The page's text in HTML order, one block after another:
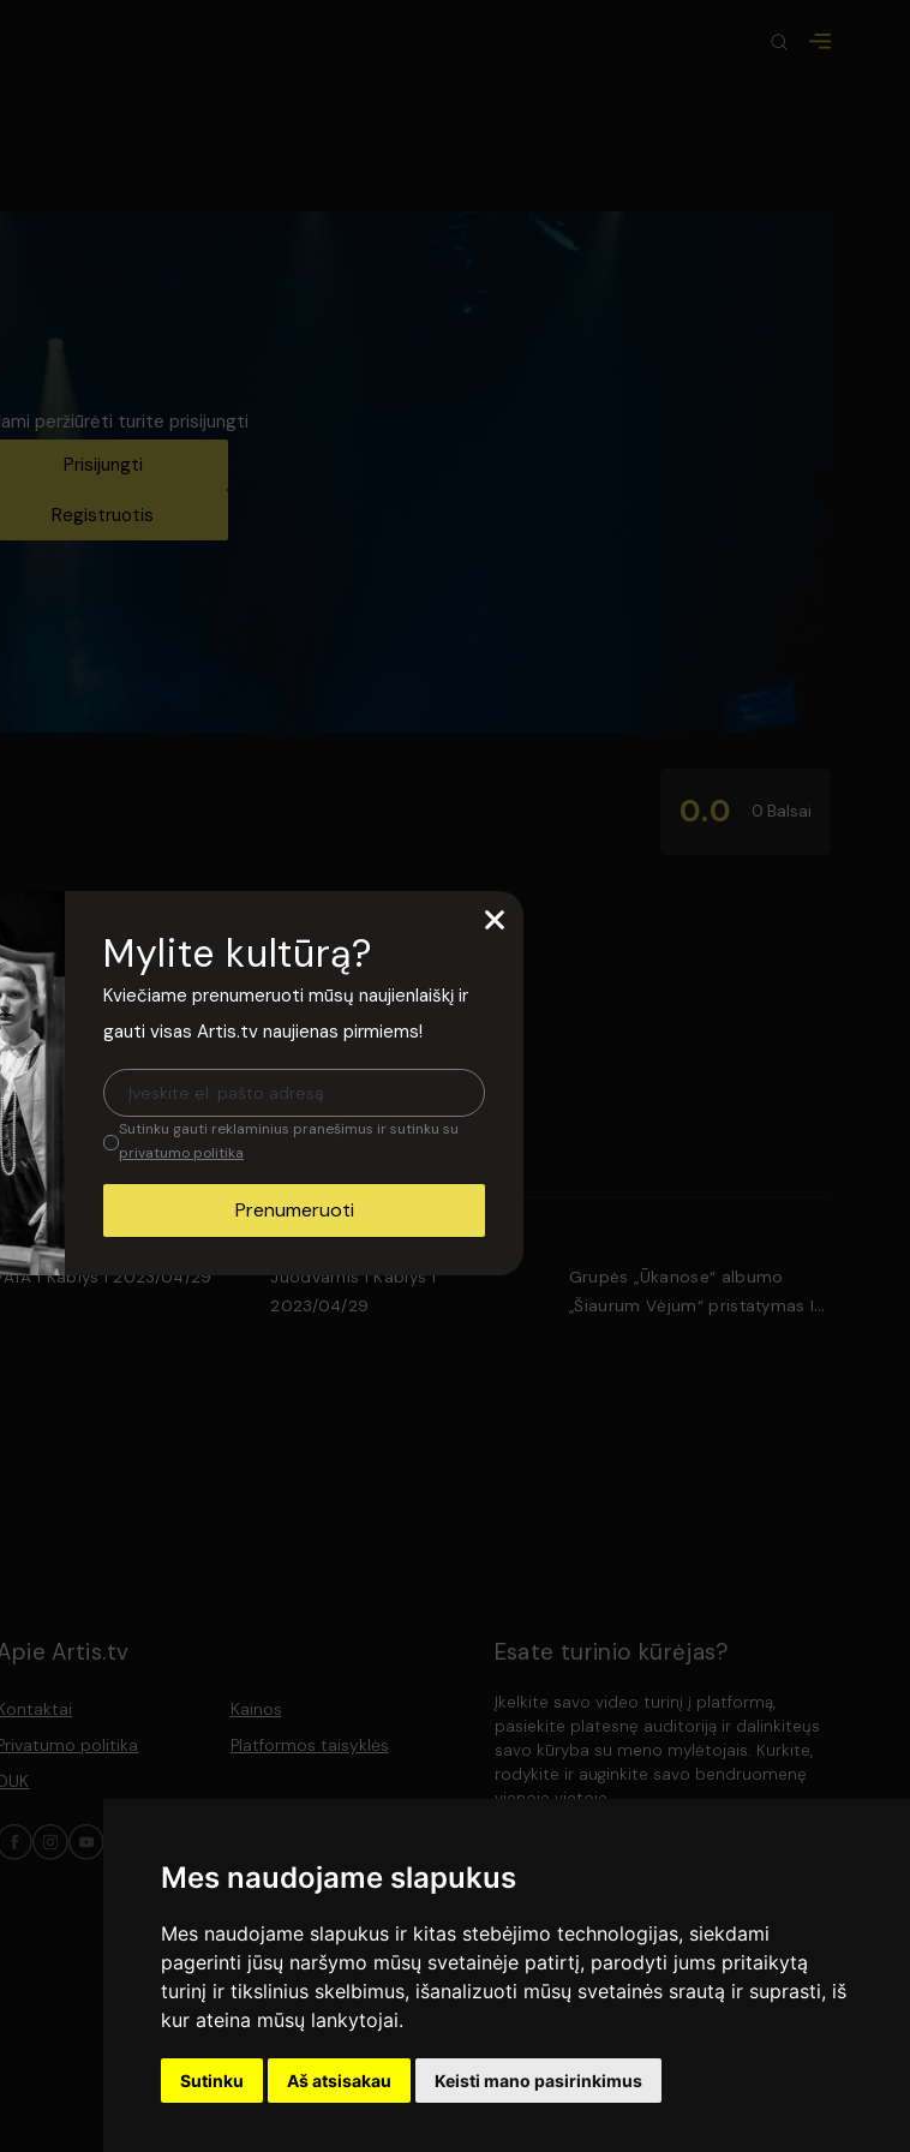
Mes naudojame slapukus
Mes naudojame slapukus ir kitas stebėjimo technologijas, siekdami
pagerinti jūsų naršymo mūsų svetainėje patirtį, parodyti jums pritaikytą
turinį ir tikslinius skelbimus, išanalizuoti mūsų svetainės srautą ir suprasti, iš
kur ateina mūsų lankytojai.
Sutinku Aš atsisakau Keisti mano pasirinkimus
peržiūrėti turite prisijungti
Prisijungti
Registruotis
0.0 0 Balsai
Visi komentarai
I Kablys I 2023/04/29
Juodvarnis I Kablys I
2023/04/29
Grupės ,,Ūkanose“ albumo
,,Šiaurum Vėjum“ pristatymas I
Artis.tv
Kainos
politika
Platformos taisyklės
Esate turinio kūrėjas?
Įkelkite savo video turinį į platformą,
pasiekite platesnę auditoriją ir dalinkiteųs
savo kūryba su meno mylėtojais. Kurkite,
rodykite ir auginkite savo bendruomenę
vienoje vietoje.
Mylite kultūrą?
Kviečiame prenumeruoti mūsų naujienlaiškį ir
gauti visas Artis.tv naujienas pirmiems!
Sutinku gauti reklaminius pranešimus ir sutinku su
privatumo politika
Prenumeruoti